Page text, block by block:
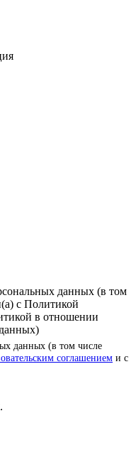
данных (в том
с Политикой
в отношении
данных (в том числе
соглашением и с